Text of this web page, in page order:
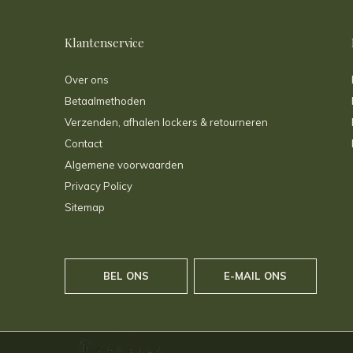
Klantenservice
Over ons
Betaalmethoden
Verzenden, afhalen lockers & retourneren
Contact
Algemene voorwaarden
Privacy Policy
Sitemap
BEL ONS E-MAIL ONS